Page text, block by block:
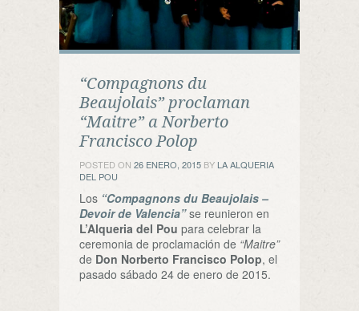
“Compagnons du
Beaujolais” proclaman
“Maitre” a Norberto
Francisco Polop
POSTED ON 26 ENERO, 2015 BYLA ALQUERIA
DEL POU
Los “Compagnons du Beaujolais –
Devoir de Valencia”se reunieron en
L’Alqueria del Pou para celebrar la
ceremonia de proclamación de “Maitre”
de Don Norberto Francisco Polop, el
pasado sábado 24 de enero de 2015.